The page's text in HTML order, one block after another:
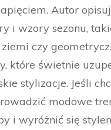
Autor
i wzory sezonu,
czy
które świetnie
stylizacje. Jeśli
modowe
i wyróżnić się